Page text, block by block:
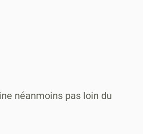
néanmoins pas loin du